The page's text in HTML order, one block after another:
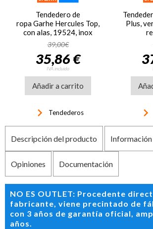
Tendedero de
ropa Garhe Hercules Top,
con alas, 19524, inox
39,00€
35,86 €
IVA incluido
Añadir a carrito
keyboard_arrow_right Tendederos
Plus,
keyboard_arrow_right
Descripción del producto
Opiniones Documentación
NO ES OUTLET: Procedente
fabricante, viene precintado de
con 3 años de garantía oficial,
años.